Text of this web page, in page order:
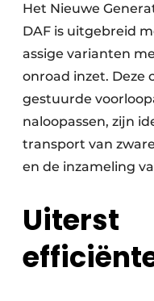
Het Nieuwe
DAF is uitgebreid
assige varianten
onroad inzet. Deze
gestuurde
naloopassen, zijn
transport van
en de inzameling
Uiterst